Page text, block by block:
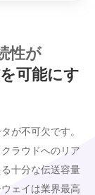
性が
可能にす
が不可欠です。
ラウドへのリア
十分な伝送容量
ェイは業界最高